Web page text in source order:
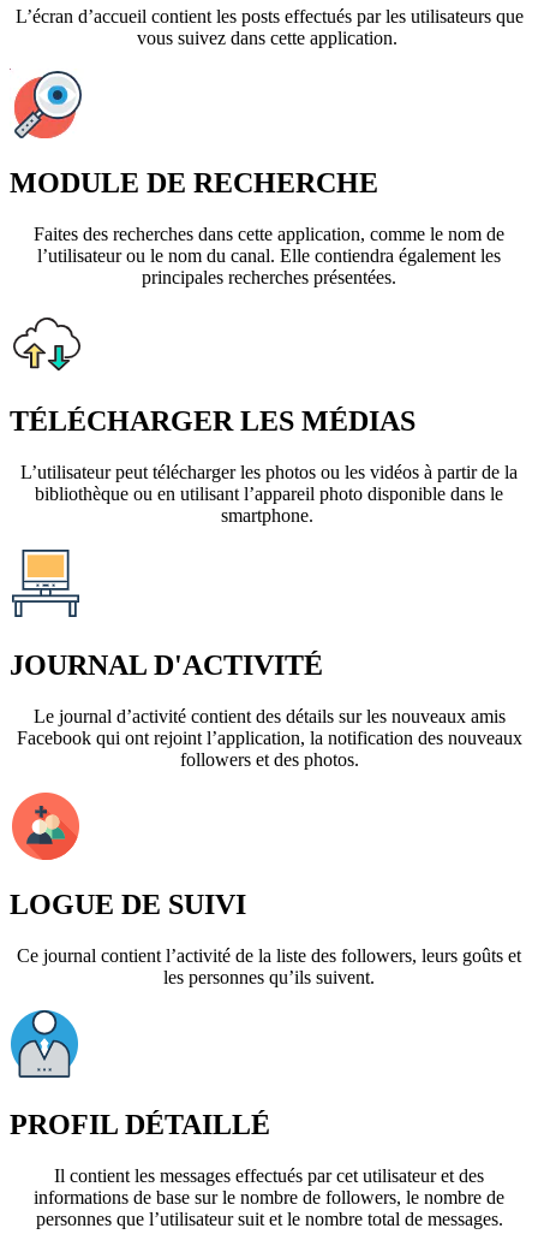
L’écran d’accueil contient les posts effectués par les utilisateurs que
vous suivez dans cette application.
MODULE DE RECHERCHE
Faites des recherches dans cette application, comme le nom de
l’utilisateur ou le nom du canal. Elle contiendra également les
principales recherches présentées.
TÉLÉCHARGER LES MÉDIAS
L’utilisateur peut télécharger les photos ou les vidéos à partir de la
bibliothèque ou en utilisant l’appareil photo disponible dans le
smartphone.
JOURNAL D'ACTIVITÉ
Le journal d’activité contient des détails sur les nouveaux amis
Facebook qui ont rejoint l’application, la notification des nouveaux
followers et des photos.
LOGUE DE SUIVI
Ce journal contient l’activité de la liste des followers, leurs goûts et
les personnes qu’ils suivent.
PROFIL DÉTAILLÉ
Il contient les messages effectués par cet utilisateur et des
informations de base sur le nombre de followers, le nombre de
personnes que l’utilisateur suit et le nombre total de messages.